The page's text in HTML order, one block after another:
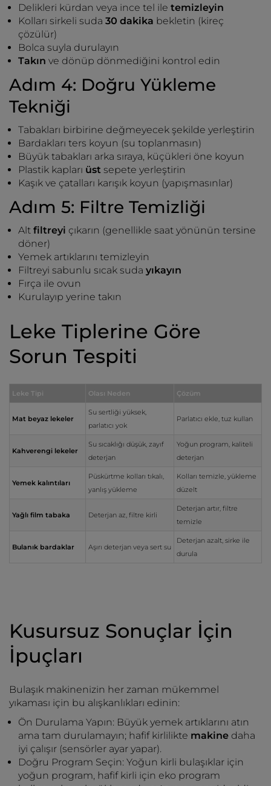
Delikleri kürdan veya ince tel ile temizleyin
Kolları sirkeli suda 30 dakika bekletin (kireç
çözülür)
Bolca suyla durulayın
Takın ve dönüp dönmediğini kontrol edin
Adım 4: Doğru Yükleme
Tekniği
Tabakları birbirine değmeyecek şekilde yerleştirin
Bardakları ters koyun (su toplanmasın)
Büyük tabakları arka sıraya, küçükleri öne koyun
Plastik kapları üst sepete yerleştirin
Kaşık ve çatalları karışık koyun (yapışmasınlar)
Adım 5: Filtre Temizliği
Alt filtreyi çıkarın (genellikle saat yönünün tersine
döner)
Yemek artıklarını temizleyin
Filtreyi sabunlu sıcak suda yıkayın
Fırça ile ovun
Kurulayıp yerine takın
Leke Tiplerine Göre
Sorun Tespiti
Leke Tipi Olası Neden Çözüm
Mat beyaz lekeler
Su sertliği yüksek,
parlatıcı yok
Parlatıcı ekle, tuz kullan
Kahverengi lekeler
Su sıcaklığı düşük, zayıf
deterjan
Yoğun program, kaliteli
deterjan
Yemek kalıntıları
Püskürtme kolları tıkalı,
yanlış yükleme
Kolları temizle, yükleme
düzelt
Yağlı film tabaka Deterjan az, filtre kirli
Deterjan artır, filtre
temizle
Bulanık bardaklar Aşırı deterjan veya sert su
Deterjan azalt, sirke ile
durula
Kusursuz Sonuçlar İçin
İpuçları
Bulaşık makinenizin her zaman mükemmel
yıkaması için bu alışkanlıkları edinin:
Ön Durulama Yapın: Büyük yemek artıklarını atın
ama tam durulamayın; hafif kirlilikte makine daha
iyi çalışır (sensörler ayar yapar).
Doğru Program Seçin: Yoğun kirli bulaşıklar için
yoğun program, hafif kirli için eko program